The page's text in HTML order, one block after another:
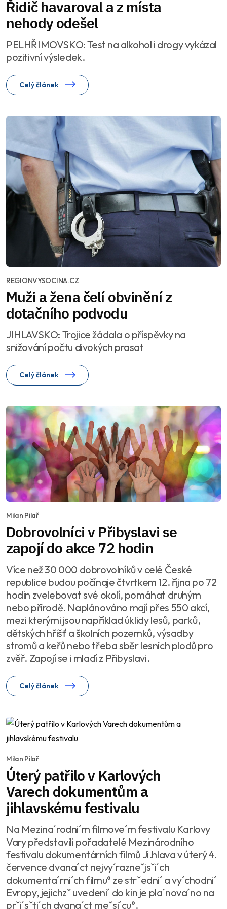
Řidič havaroval a z místa
nehody odešel
PELHŘIMOVSKO: Test na alkohol i drogy vykázal
pozitivní výsledek.
Celý článek
REGIONVYSOCINA.CZ
Muži a žena čelí obvinění z
dotačního podvodu
JIHLAVSKO: Trojice žádala o příspěvky na
snižování počtu divokých prasat
Celý článek
Milan Pilař
Dobrovolníci v Přibyslavi se
zapojí do akce 72 hodin
Více než 30 000 dobrovolníků v celé České
republice budou počínaje čtvrtkem 12. října po 72
hodin zvelebovat své okolí, pomáhat druhým
nebo přírodě. Naplánováno mají přes 550 akcí,
mezi kterými jsou například úklidy lesů, parků,
dětských hřišť a školních pozemků, výsadby
stromů a keřů nebo třeba sběr lesních plodů pro
zvěř. Zapojí se i mladí z Přibyslavi.
Celý článek
Milan Pilař
Úterý patřilo v Karlových
Varech dokumentům a
jihlavskému festivalu
Na Mezina´rodni´m filmove´m festivalu Karlovy
Vary představili pořadatelé Mezinárodního
festivalu dokumentárních filmů Ji.hlava v úterý 4.
července dvana´ct nejvy´razneˇjsˇi´ch
dokumenta´rni´ch filmu° ze strˇedni´ a vy´chodni´
Evropy, jejichzˇ uvedeni´ do kin je pla´nova´no na
prˇi´sˇti´ch dvana´ct meˇsi´cu°.